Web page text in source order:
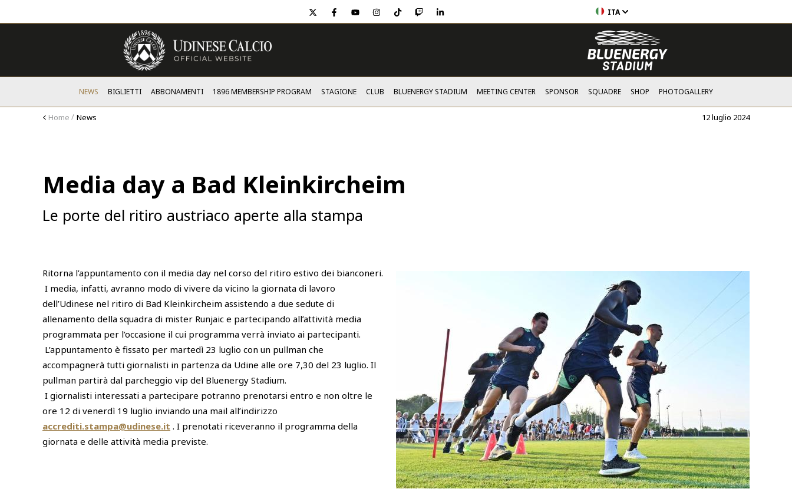
twitter facebook
youtubeinstagram
tiktoktwitchlinkedin ITA
NEWS BIGLIETTI ABBONAMENTI 1896 MEMBERSHIP PROGRAM STAGIONE CLUB BLUENERGY STADIUM MEETING CENTER SPONSOR SQUADRE SHOP PHOTOGALLERY
Home News 12 luglio 2024
Media day a Bad Kleinkircheim
Le porte del ritiro austriaco aperte alla stampa
Ritorna l’appuntamento con il media day nel corso del ritiro estivo dei bianconeri.
I media, infatti, avranno modo di vivere da vicino la giornata di lavoro
dell’Udinese nel ritiro di Bad Kleinkircheim assistendo a due sedute di
allenamento della squadra di mister Runjaic e partecipando all’attività media
programmata per l’occasione il cui programma verrà inviato ai partecipanti.
L’appuntamento è fissato per martedì 23 luglio con un pullman che
accompagnerà tutti giornalisti in partenza da Udine alle ore 7,30 del 23 luglio. Il
pullman partirà dal parcheggio vip del Bluenergy Stadium.
I giornalisti interessati a partecipare potranno prenotarsi entro e non oltre le
ore 12 di venerdì 19 luglio inviando una mail all’indirizzo
accrediti.stampa@udinese.it . I prenotati riceveranno il programma della
giornata e delle attività media previste.